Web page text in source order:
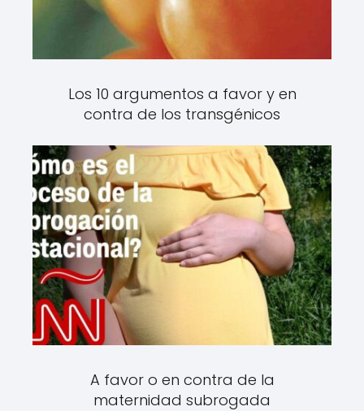
Los 10 argumentos a favor y en
contra de los transgénicos
A favor o en contra de la
maternidad subrogada